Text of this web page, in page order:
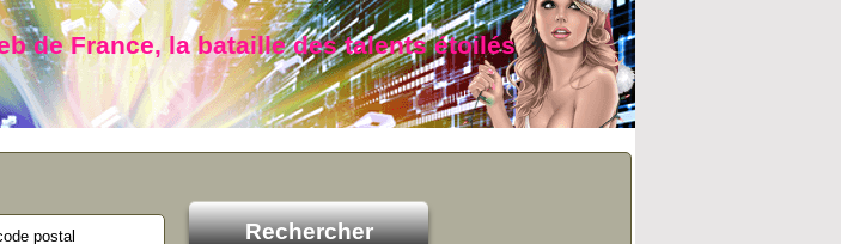
de France, la bataille des talents étoilés